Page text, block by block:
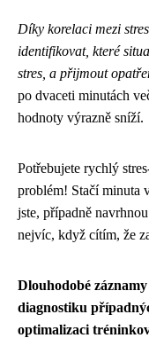
Díky korelaci mezi
identifikovat, které
stres, a přijmout
po dvaceti minutách
hodnoty výrazně sníží.
Potřebujete rychlý
problém! Stačí minuta
jste, případně
nejvíc, když cítím, že
Dlouhodobé
diagnostiku
optimalizaci